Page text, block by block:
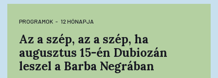
PROGRAMOK 12 HÓNAPJA
Az a szép, az a szép, ha
augusztus 15-én Dubiozán
leszel a Barba Negrában